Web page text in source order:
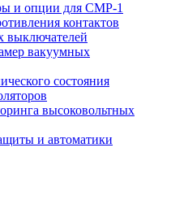
и опции для СМР-1
контактов
выключателей
вакуумных
состояния
высоковольтных
и автоматики